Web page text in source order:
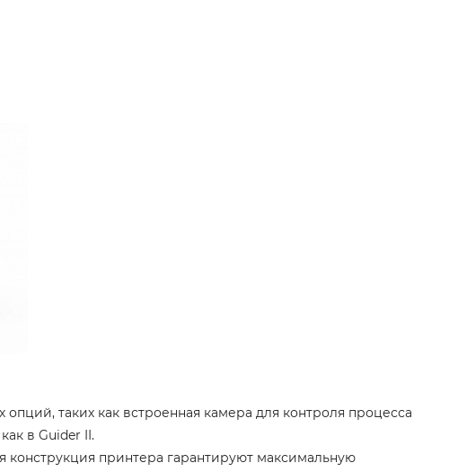
таких как встроенная камера для контроля процесса
в Guider II.
принтера гарантируют максимальную